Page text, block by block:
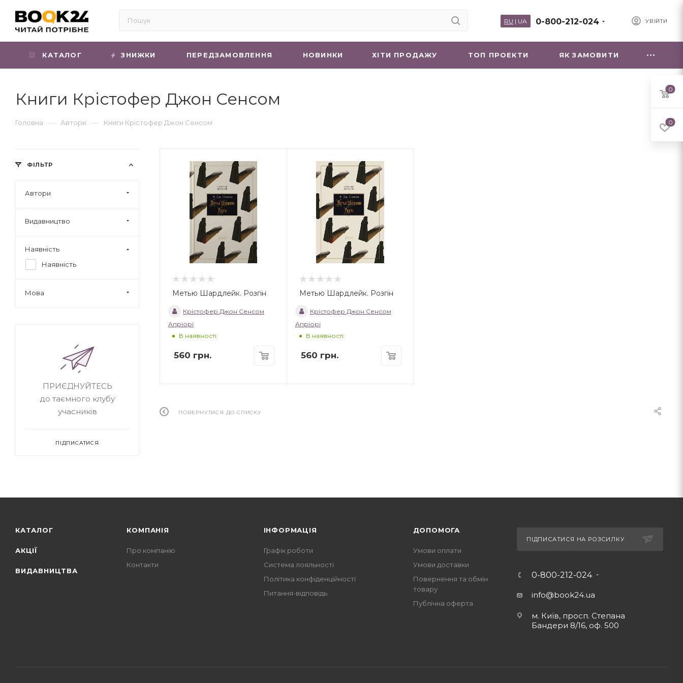
УВІЙТИ
0-800-212-024
RU | UA
КАТАЛОГ ЗНИЖКИ ПЕРЕДЗАМОВЛЕННЯ НОВИНКИ ХIТИ ПРОДАЖУ ТОП ПРОЕКТИ ЯК ЗАМОВИТИ
Книги Крістофер Джон Сенсом
Головна — Автори — Книги Крістофер Джон Сенсом
Метью Шардлейк. Розгін
Крістофер Джон Сенсом
Апріорі
В наявності
560 грн.
Метью Шардлейк. Розгін
Крістофер Джон Сенсом
Апріорі
В наявності
560 грн.
ПОВЕРНУТИСЯ ДО СПИСКУ
ФІЛЬТР
Автори
Видавництво
Наявність
Наявність
Мова
ПРИЄДНУЙТЕСЬ
до таємного клубу
учасників
ПІДПИСАТИСЯ
КАТАЛОГ
АКЦІЇ
ВИДАВНИЦТВА
КОМПАНІЯ
Про компанію
Контакти
ІНФОРМАЦІЯ
Графік роботи
Система лояльності
Політика конфіденційності
Питання-відповідь
ДОПОМОГА
Умови оплати
Умови доставки
Повернення та обмін
товару
Публічна оферта
ПІДПИСАТИСЯ НА РОЗСИЛКУ
0-800-212-024
info@book24.ua
м. Київ, просп. Степана
Бандери 8/16, оф. 500
0
0